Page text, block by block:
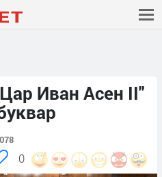
Иван Асен II"
0